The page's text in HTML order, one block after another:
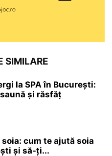
SIMILARE
la SPA în București:
și răsfăț
soia: cum te ajută soia
și să-ți...